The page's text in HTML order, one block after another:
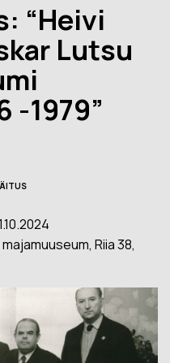
“Heivi
Lutsu
-1979”
Riia 38,